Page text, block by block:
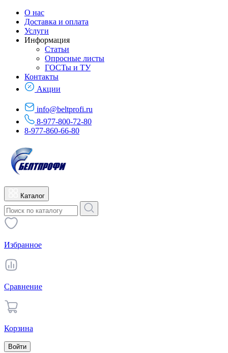
О нас
Доставка и оплата
Услуги
Информация
Статьи
Опросные листы
ГОСТы и ТУ
Контакты
Акции
info@beltprofi.ru
8-977-800-72-80
8-977-860-66-80
Каталог
Избранное
Сравнение
Корзина
Войти